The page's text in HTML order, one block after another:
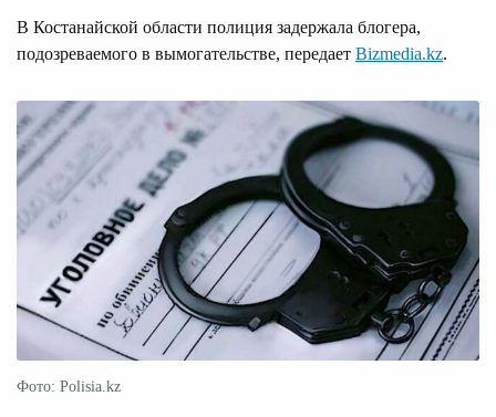
В Костанайской области полиция задержала блогера,
подозреваемого в вымогательстве, передает Bizmedia.kz.
Фото: Polisia.kz